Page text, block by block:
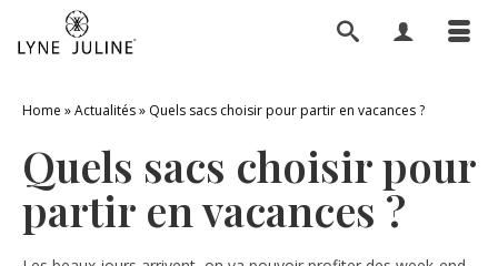
Home »Actualités» Quels sacs choisir pour partir en vacances ?
Quels sacs choisir pour
partir en vacances ?